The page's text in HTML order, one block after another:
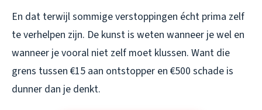
En dat terwijl sommige verstoppingen écht prima zelf
te verhelpen zijn. De kunst is weten wanneer je wel en
wanneer je vooral niet zelf moet klussen. Want die
grens tussen €15 aan ontstopper en €500 schade is
dunner dan je denkt.